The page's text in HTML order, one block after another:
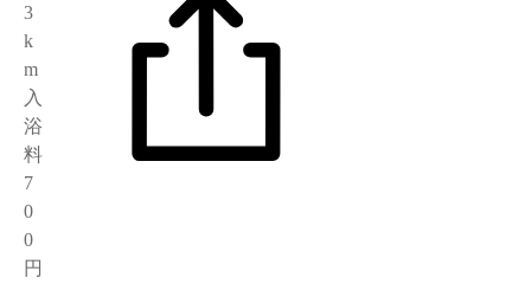
3
k
m
入
浴
料
7
0
0
円